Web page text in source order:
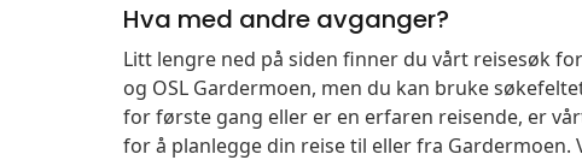
Hva med andre avganger?
Litt lengre ned på siden finner du vårt reisesøk
og OSL Gardermoen, men du kan bruke
for første gang eller er en erfaren reisende, er
for å planlegge din reise til eller fra